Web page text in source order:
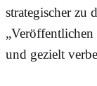
strategischer zu
„Veröffentlichen
und gezielt